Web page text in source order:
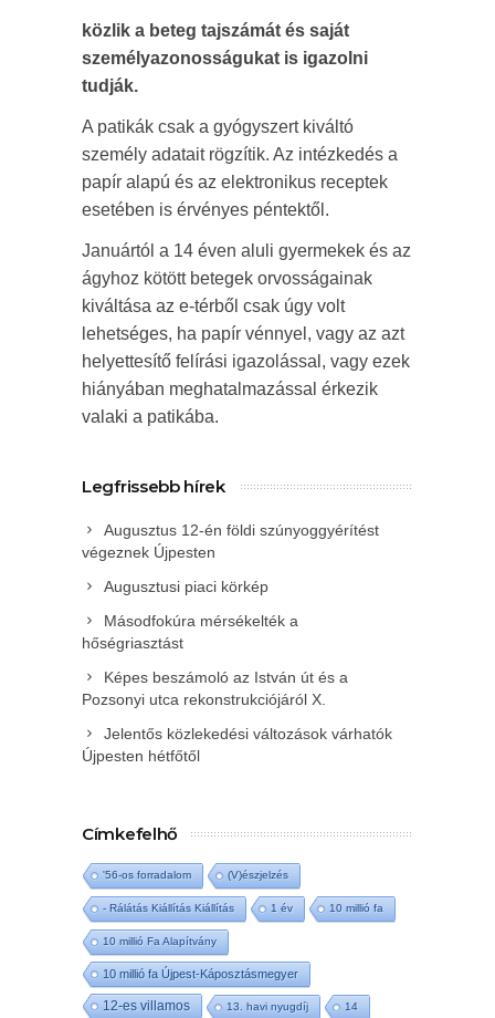
közlik a beteg tajszámát és saját
személyazonosságukat is igazolni
tudják.
A patikák csak a gyógyszert kiváltó
személy adatait rögzítik. Az intézkedés a
papír alapú és az elektronikus receptek
esetében is érvényes péntektől.
Januártól a 14 éven aluli gyermekek és az
ágyhoz kötött betegek orvosságainak
kiváltása az e-térből csak úgy volt
lehetséges, ha papír vénnyel, vagy az azt
helyettesítő felírási igazolással, vagy ezek
hiányában meghatalmazással érkezik
valaki a patikába.
Legfrissebb hírek
Augusztus 12-én földi szúnyoggyérítést
végeznek Újpesten
Augusztusi piaci körkép
Másodfokúra mérsékelték a
hőségriasztást
Képes beszámoló az István út és a
Pozsonyi utca rekonstrukciójáról X.
Jelentős közlekedési változások várhatók
Újpesten hétfőtől
Címkefelhő
'56-os forradalom (V)észjelzés
- Rálátás Kiállítás Kiállítás 1 év 10 millió fa
10 millió Fa Alapítvány
10 millió fa Újpest-Káposztásmegyer
12-es villamos 13. havi nyugdíj 14